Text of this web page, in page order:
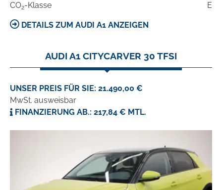
CO2-Klasse E
DETAILS ZUM AUDI A1 ANZEIGEN
AUDI A1 CITYCARVER 30 TFSI
UNSER PREIS FÜR SIE: 21.490,00 €
MwSt. ausweisbar
FINANZIERUNG AB.: 217,84 € MTL.